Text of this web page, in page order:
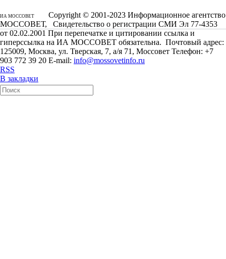
ИА МОССОВЕТ
Copyright © 2001-2023 Информационное агентство
МОССОВЕТ, Свидетельство о регистрации СМИ Эл 77-4353
от 02.02.2001 При перепечатке и цитировании ссылка и
гиперссылка на ИА МОССОВЕТ обязательна. Почтовый адрес:
125009, Москва, ул. Тверская, 7, а/я 71, Моссовет Телефон: +7
903 772 39 20 E-mail: info@mossovetinfo.ru
RSS
В закладки